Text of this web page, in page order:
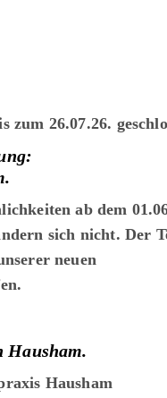
zum 26.07.26.
ab dem
sich nicht. Der
neuen
Hausham.
Hausham